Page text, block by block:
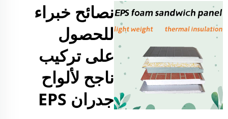
نصائح خبراء
للحصول
على تركيب
ناجح لألواح
جدران EPS